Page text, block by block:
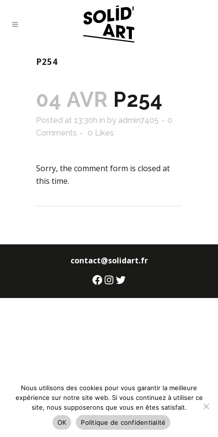
P254
04 AVR P254
Posted at 13:30h in by admin7405
0
Comments
0 Likes
Sorry, the comment form is closed at
this time.
contact@solidart.fr
Facebook
Instagram
Twitter
Nous utilisons des cookies pour vous garantir la meilleure
expérience sur notre site web. Si vous continuez à utiliser ce
site, nous supposerons que vous en êtes satisfait.
OK
Politique de confidentialité